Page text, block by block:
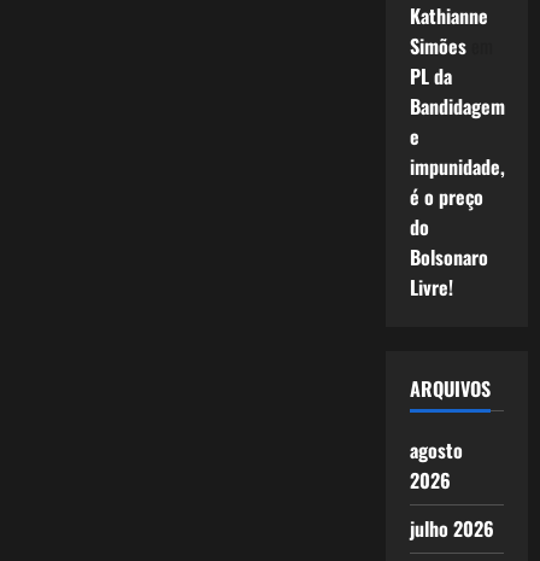
Kathianne
Simõesem
PL da
Bandidagem
e
impunidade,
é o preço
do
Bolsonaro
Livre!
ARQUIVOS
agosto
2026
julho 2026